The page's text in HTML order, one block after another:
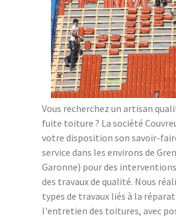
Vous recherchez un artisan
fuite toiture ? La société
votre disposition son savoir-
service dans les environs de
Garonne) pour des
des travaux de qualité. Nous
types de travaux liés à la
l'entretien des toitures, avec